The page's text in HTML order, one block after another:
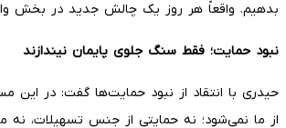
بدهیم. واقعاً هر روز یک چالش جدید در بخش
نبود حمایت؛ فقط سنگ جلوی پایمان نیندازند
حیدری با انتقاد از نبود حمایت‌ها گفت: در این
از ما نمی‌شود؛ نه حمایتی از جنس تسهیلات،